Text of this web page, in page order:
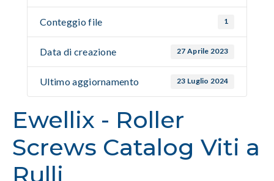
Conteggio file 1
Data di creazione 27 Aprile 2023
Ultimo aggiornamento 23 Luglio 2024
Ewellix - Roller
Screws Catalog Viti a
Rulli